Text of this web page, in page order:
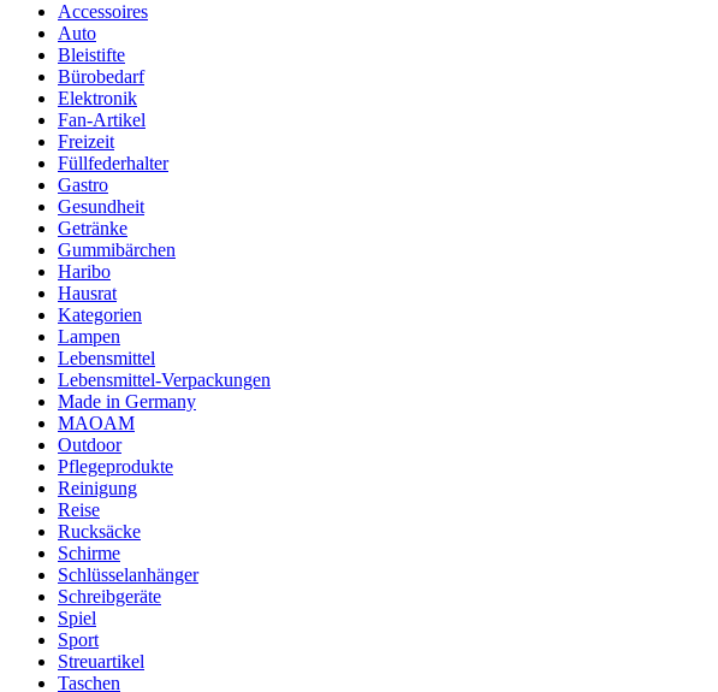
Accessoires
Auto
Bleistifte
Bürobedarf
Elektronik
Fan-Artikel
Freizeit
Füllfederhalter
Gastro
Gesundheit
Getränke
Gummibärchen
Haribo
Hausrat
Kategorien
Lampen
Lebensmittel
Lebensmittel-Verpackungen
Made in Germany
MAOAM
Outdoor
Pflegeprodukte
Reinigung
Reise
Rucksäcke
Schirme
Schlüsselanhänger
Schreibgeräte
Spiel
Sport
Streuartikel
Taschen